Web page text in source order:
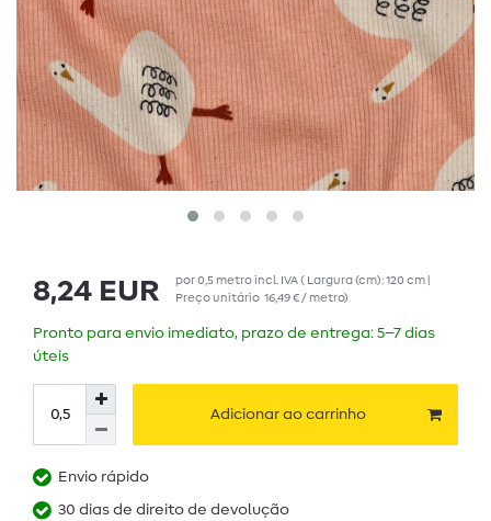
8,24 EUR por0,5 metro incl. IVA( Largura (cm): 120 cm |
Preço unitário 16,49 € / metro)
Pronto para envio imediato, prazo de entrega: 5–7 dias
úteis
Adicionar ao carrinho
Envio rápido
30 dias de direito de devolução